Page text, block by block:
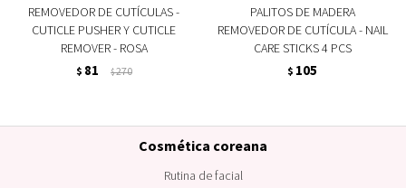
REMOVEDOR DE CUTÍCULAS -
CUTICLE PUSHER Y CUTICLE
REMOVER - ROSA
$ 81 $270
PALITOS DE MADERA
REMOVEDOR DE CUTÍCULA - NAIL
CARE STICKS 4 PCS
$ 105
Cosmética coreana
Rutina de facial